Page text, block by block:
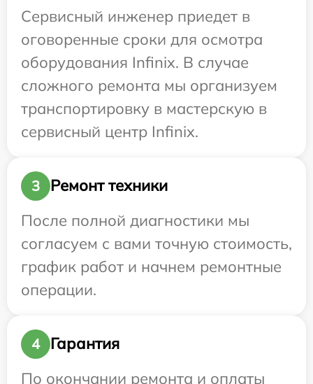
Сервисный инженер приедет в
оговоренные сроки для осмотра
оборудования Infinix. В случае
сложного ремонта мы организуем
транспортировку в мастерскую в
сервисный центр Infinix.
3
Ремонт техники
После полной диагностики мы
согласуем с вами точную стоимость,
график работ и начнем ремонтные
операции.
4
Гарантия
По окончании ремонта и оплаты